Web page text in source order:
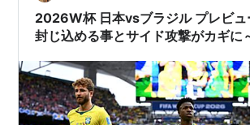
2026W杯 日本vsブラジル プレビュ
封じ込める事とサイド攻撃がカギに